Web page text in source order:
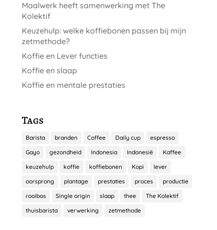
Maalwerk heeft samenwerking met The
Kolektif
Keuzehulp: welke koffiebonen passen bij mijn
zetmethode?
Koffie en Lever functies
Koffie en slaap
Koffie en mentale prestaties
Tags
Barista branden Coffee Daily cup
espresso
Gayo
gezondheid Indonesia Indonesië
Kaffee
keuzehulp
koffie koffiebonen Kopi
lever
oorsprong
plantage prestaties proces
productie
rooibos
Single origin slaap thee
The Kolektif
thuisbarista
verwerking zetmethode